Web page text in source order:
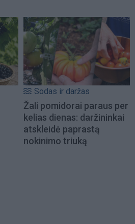
Sodas ir daržas
Žali pomidorai paraus per
kelias dienas: daržininkai
atskleidė paprastą
nokinimo triuką